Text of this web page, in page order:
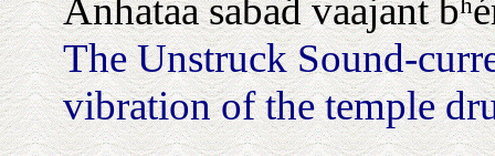
Anhaṫaa sabaḋ vaajanṫ
The Unstruck Sound-
vibration of the temple